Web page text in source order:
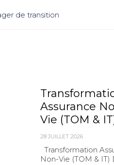
de transition
Assurance
Vie (TOM &
28 JUILLET 2026
Transformation
Non-Vie (TOM & IT)